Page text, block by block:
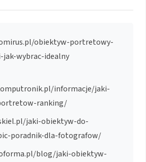
obiektyw-portretowy-
wybrac-idealny
informacje/jaki-
ranking/
jaki-obiektyw-do-
poradnik-dla-fotografow/
blog/jaki-obiektyw-